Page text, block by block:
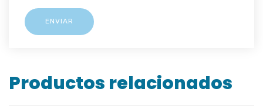
Productos relacionados